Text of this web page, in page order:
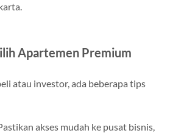
Apartemen Premium
atau investor, ada beberapa tips
akses mudah ke pusat bisnis,